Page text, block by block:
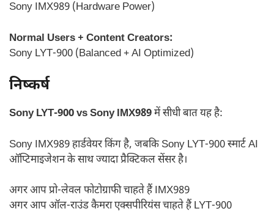
Sony IMX989 (Hardware Power)
Normal Users + Content Creators:
Sony LYT-900 (Balanced + AI Optimized)
निष्कर्ष
Sony LYT-900 vs Sony IMX989में सीधी बात यह है:
Sony IMX989 हार्डवेयर किंग है, जबकि Sony LYT-900 स्मार्ट AI
ऑप्टिमाइजेशन के साथ ज्यादा प्रैक्टिकल सेंसर है।
अगर आप प्रो-लेवल फोटोग्राफी चाहते हैं IMX989
अगर आप ऑल-राउंड कैमरा एक्सपीरियंस चाहते हैं LYT-900